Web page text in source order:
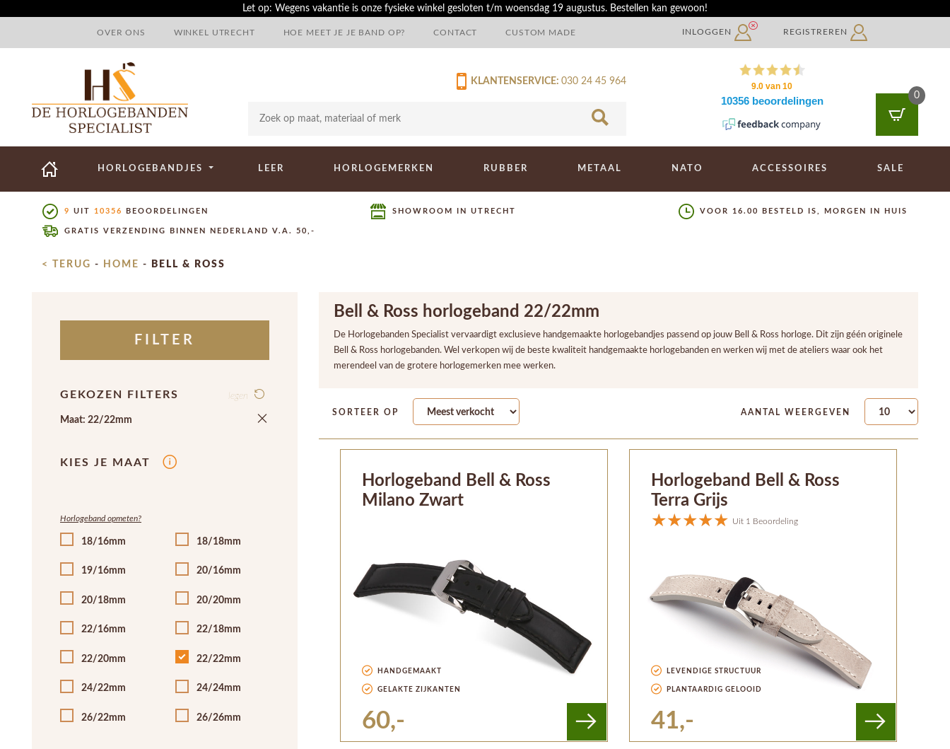
Let op: Wegens vakantie is onze fysieke winkel gesloten t/m woensdag 19 augustus. Bestellen kan gewoon!
OVER ONS WINKEL UTRECHT HOE MEET JE JE BAND OP? CONTACT CUSTOM MADE INLOGGEN REGISTREREN
030 24 45 964
KLANTENSERVICE:
0
HORLOGEBANDJES LEER HORLOGEMERKEN RUBBER METAAL NATO ACCESSOIRES SALE
9 UIT 10356 BEOORDELINGEN SHOWROOM IN UTRECHT VOOR 16.00 BESTELD IS, MORGEN IN HUIS
GRATIS VERZENDING BINNEN NEDERLAND V.A. 50,-
< TERUG - HOME - BELL & ROSS
FILTER
GEKOZEN FILTERS legen
Maat: 22/22mm
KIES JE MAAT
Horlogeband opmeten?
18/16mm 18/18mm
19/16mm 20/16mm
20/18mm 20/20mm
22/16mm 22/18mm
22/20mm 22/22mm
24/22mm 24/24mm
26/22mm 26/26mm
Bell & Ross horlogeband 22/22mm
De Horlogebanden Specialist vervaardigt exclusieve handgemaakte horlogebandjes passend op jouw Bell & Ross horloge. Dit zijn géén originele
Bell & Ross horlogebanden. Wel verkopen wij de beste kwaliteit handgemaakte horlogebanden en werken wij met de ateliers waar ook het
merendeel van de grotere horlogemerken mee werken.
SORTEER OP AANTAL WEERGEVEN
Horlogeband Bell & Ross
Milano Zwart
HANDGEMAAKT
GELAKTE ZIJKANTEN
60,-
Horlogeband Bell & Ross
Terra Grijs
Uit 1 Beoordeling
LEVENDIGE STRUCTUUR
PLANTAARDIG GELOOID
41,-